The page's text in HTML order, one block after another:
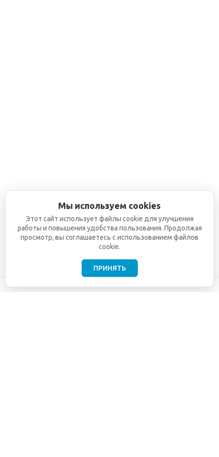
Мы используем cookies
Этот сайт использует файлы cookie для улучшения
работы и повышения удобства пользования. Продолжая
просмотр, вы соглашаетесь с использованием файлов
cookie.
ПРИНЯТЬ